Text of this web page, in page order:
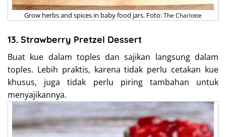
Grow herbs and spices in baby food jars. Foto:The Charlotte
13. Strawberry Pretzel Dessert
Buat kue dalam toples dan sajikan langsung dalam
toples. Lebih praktis, karena tidak perlu cetakan kue
khusus, juga tidak perlu piring tambahan untuk
menyajikannya.